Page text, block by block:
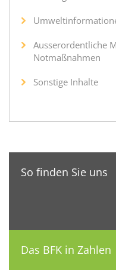
Ausserordentliche
Notmaßnahmen
Sonstige Inhalte
So finden Sie uns
Das BFK in Zahlen